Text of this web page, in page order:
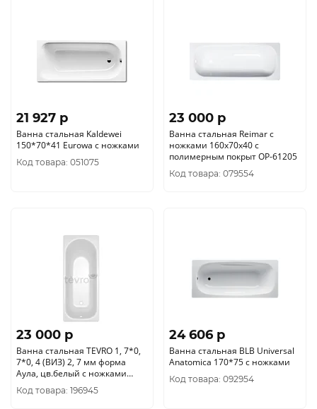
21 927 p
Ванна стальная Kaldewei
150*70*41 Eurowa с ножками
Код товара: 051075
23 000 p
Ванна стальная Reimar с
ножками 160х70х40 с
полимерным покрыт ОР-61205
Код товара: 079554
23 000 p
Ванна стальная TEVRO 1, 7*0,
7*0, 4 (ВИЗ) 2, 7 мм форма
Аула, цв.белый с ножками
(ОР-81200)
Код товара: 196945
24 606 p
Ванна стальная BLB Universal
Anatomica 170*75 с ножками
Код товара: 092954